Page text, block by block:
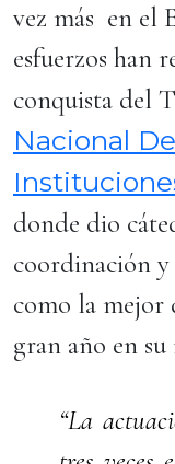
vez más en el
esfuerzos han
conquista del
Nacional
donde dio
coordinación y
como la mejor
gran año en
“La